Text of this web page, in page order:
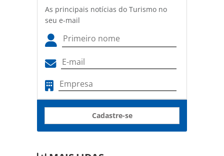
As principais notícias do Turismo no
seu e-mail
Cadastre-se